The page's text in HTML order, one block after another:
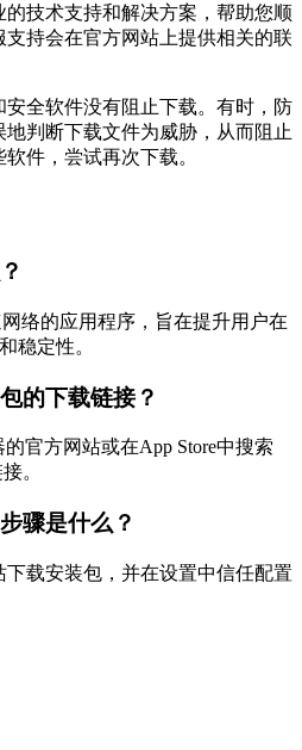
技术支持和解决方案，帮助您顺
持会在官方网站上提供相关的联
全软件没有阻止下载。有时，防
判断下载文件为威胁，从而阻止
件，尝试再次下载。
络的应用程序，旨在提升用户在
稳定性。
的下载链接？
官方网站或在App Store中搜索
。
骤是什么？
载安装包，并在设置中信任配置